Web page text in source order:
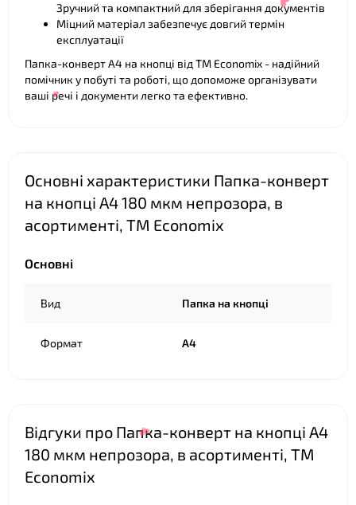
Зручний та компактний для зберігання документів
Міцний матеріал забезпечує довгий термін
експлуатації
Папка-конверт А4 на кнопці від ТМ Economix - надійний
помічник у побуті та роботі, що допоможе організувати
ваші речі і документи легко та ефективно.
Основні характеристики Папка-конверт
на кнопці А4 180 мкм непрозора, в
асортименті, ТМ Economix
Основні
Вид Папка на кнопці
Формат А4
Відгуки про Папка-конверт на кнопці А4
180 мкм непрозора, в асортименті, ТМ
Economix
❤
❤